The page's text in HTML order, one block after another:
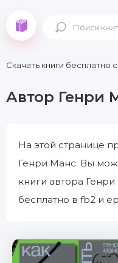
Скачать книги бесплатно c
Автор Генри
На этой странице
Генри Манс. Вы
книги автора
бесплатно в fb2 и